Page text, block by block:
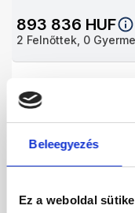
Beleegyezés
Ez a weboldal
893 836 HUF
2 Felnőttek, 0
02.10.2026
Budapest
ECO WITHOUT
Ultra All Inclusive
737 398HUF